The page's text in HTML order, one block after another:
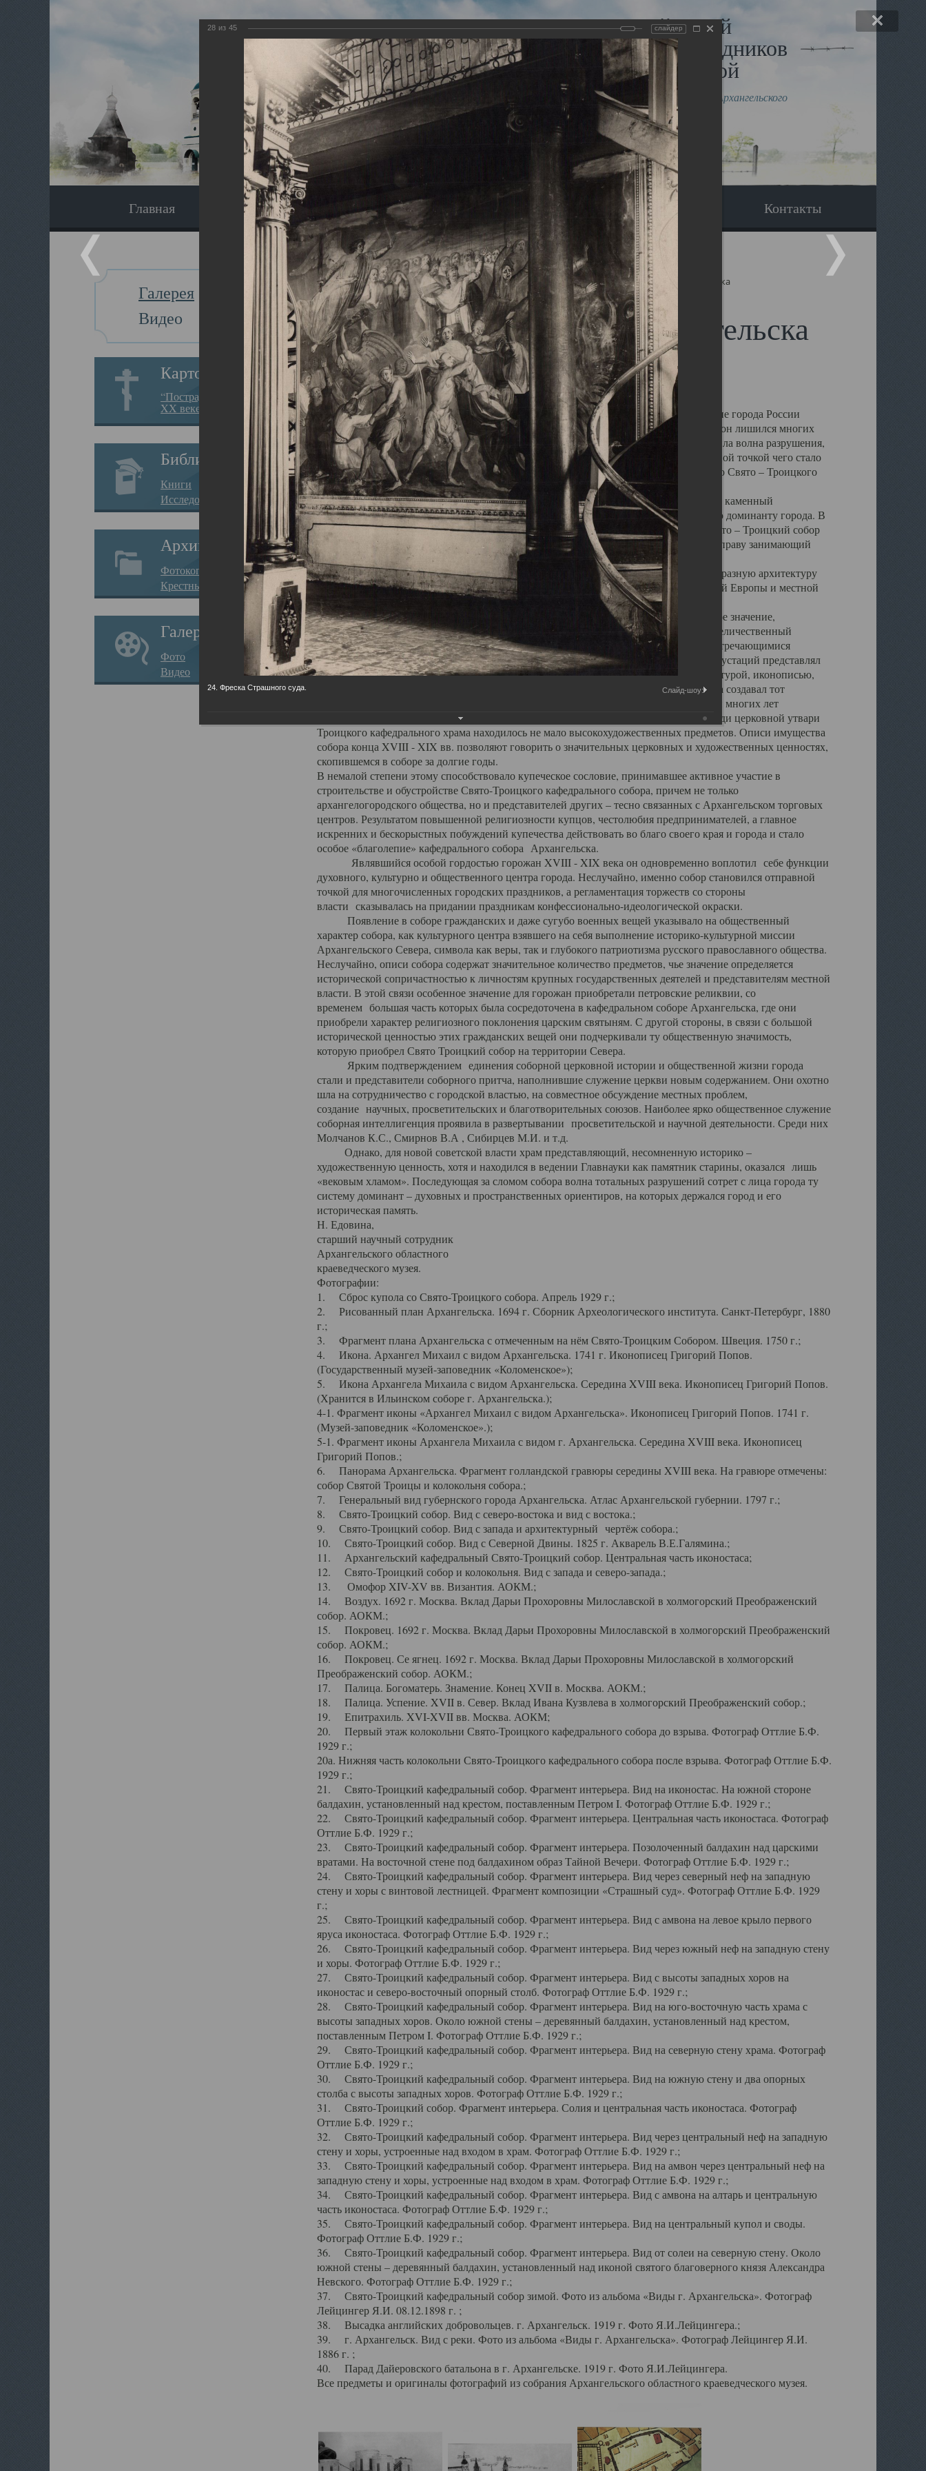
Виртуальный музей
Новомучеников и исповедников
Земли Архангельской
Сайт создан по благословлению митрополита Архангельского
и Холмогорского Даниила
Главная Экскурсия Наследники Галерея Вопрос-ответ Контакты
Галерея
Видео
Картотека
“Пострадавшие за веру в
XX веке на Севере”
Библиотека
Книги
Исследования
Архив
Фотокопии дел
Крестные ходы
Галерея
Фото
Видео
Главная Галерея Храмы-мученики Архангельска Свято-Троицкий собор Архангельска
Свято-Троицкий собор Архангельска
Свято-Троицкий собор Архангельска
23.12.2015
Сегодня мы можем говорить, что Архангельск в большей мере, чем другие губернские города России
пострадал от целенаправленных систематических разрушений, в результате которых он лишился многих
выдающихся памятников архитектуры. Больше всего по старому Архангельску ударила волна разрушения,
вызванная борьбой с религией, набравшая особую силу в конце 20 –х годов. Отправной точкой чего стало
разрушение православного центра архангельской губернии - ансамбля кафедрального Свято – Троицкого
собора Архангельска.
Возникнув в начале XVIII века в центре Архангельска, величественный каменный
двухэтажный Троицкий собор, сразу превратился в зрительную и градостроительную доминанту города. В
XVIII веке по масштабам ему не было равных на Севере. Вплоть до разрушения Свято – Троицкий собор
оставался самым высоким и значительным из городских строений Архангельска, по праву занимающий
второе место, после гостиных дворов, в градостроительной картине Архангельска.
Один из самых больших и светлых соборов России воплотил в себе яркую и своеобразную архитектуру
портового города с отраженными в ней архитектурными течениями России, Западной Европы и местной
архангелогородской школы церковного зодчества.
Масштабность, благолепие и богатство собора, вполне оправдывали его кафедральное значение,
заслуженно выделяя из многочисленных культовых построек города. Обширный и величественный
иконостас украшенный колоннами ионического стиля, с единственными нигде не встречающимися
царскими вратами, изящным фронтоном и множеством резных, символических инкрустаций представлял
собой поистине художественную ценность. В совокупности же с живописью, скульптурой, иконописью,
шитьем, многочисленными предметами церковной утвари интерьер Троицкого храма создавал тот
неповторимый красочный ансамбль декоративного убранства собора, на протяжении многих лет
поражающий воображение своих посетителей. В соборной ризнице, библиотеке, среди церковной утвари
Троицкого кафедрального храма находилось не мало высокохудожественных предметов. Описи имущества
собора конца XVIII - XIX вв. позволяют говорить о значительных церковных и художественных ценностях,
скопившемся в соборе за долгие годы.
В немалой степени этому способствовало купеческое сословие, принимавшее активное участие в
строительстве и обустройстве Свято-Троицкого кафедрального собора, причем не только
архангелогородского общества, но и представителей других – тесно связанных с Архангельском торговых
центров. Результатом повышенной религиозности купцов, честолюбия предпринимателей, а главное
искренних и бескорыстных побуждений купечества действовать во благо своего края и города и стало
особое «благолепие» кафедрального собора Архангельска.
Являвшийся особой гордостью горожан XVIII - XIX века он одновременно воплотил себе функции
духовного, культурно и общественного центра города. Неслучайно, именно собор становился отправной
точкой для многочисленных городских праздников, а регламентация торжеств со стороны
власти сказывалась на придании праздникам конфессионально-идеологической окраски.
Появление в соборе гражданских и даже сугубо военных вещей указывало на общественный
характер собора, как культурного центра взявшего на себя выполнение историко-культурной миссии
Архангельского Севера, символа как веры, так и глубокого патриотизма русского православного общества.
Неслучайно, описи собора содержат значительное количество предметов, чье значение определяется
исторической сопричастностью к личностям крупных государственных деятелей и представителям местной
власти. В этой связи особенное значение для горожан приобретали петровские реликвии, со
временем большая часть которых была сосредоточена в кафедральном соборе Архангельска, где они
приобрели характер религиозного поклонения царским святыням. С другой стороны, в связи с большой
исторической ценностью этих гражданских вещей они подчеркивали ту общественную значимость,
которую приобрел Свято Троицкий собор на территории Севера.
Ярким подтверждением единения соборной церковной истории и общественной жизни города
стали и представители соборного притча, наполнившие служение церкви новым содержанием. Они охотно
шла на сотрудничество с городской властью, на совместное обсуждение местных проблем,
создание научных, просветительских и благотворительных союзов. Наиболее ярко общественное служение
соборная интеллигенция проявила в развертывании просветительской и научной деятельности. Среди них
Молчанов К.С., Смирнов В.А , Сибирцев М.И. и т.д.
Однако, для новой советской власти храм представляющий, несомненную историко –
художественную ценность, хотя и находился в ведении Главнауки как памятник старины, оказался лишь
«вековым хламом». Последующая за сломом собора волна тотальных разрушений сотрет с лица города ту
систему доминант – духовных и пространственных ориентиров, на которых держался город и его
историческая память.
Н. Едовина,
старший научный сотрудник
Архангельского областного
краеведческого музея.
Фотографии:
1. Сброс купола со Свято-Троицкого собора. Апрель 1929 г.;
2. Рисованный план Архангельска. 1694 г. Сборник Археологического института. Санкт-Петербург, 1880
г.;
3. Фрагмент плана Архангельска с отмеченным на нём Свято-Троицким Собором. Швеция. 1750 г.;
4. Икона. Архангел Михаил с видом Архангельска. 1741 г. Иконописец Григорий Попов.
(Государственный музей-заповедник «Коломенское»);
5. Икона Архангела Михаила с видом Архангельска. Середина XVIII века. Иконописец Григорий Попов.
(Хранится в Ильинском соборе г. Архангельска.);
4-1. Фрагмент иконы «Архангел Михаил с видом Архангельска». Иконописец Григорий Попов. 1741 г.
(Музей-заповедник «Коломенское».);
5-1. Фрагмент иконы Архангела Михаила с видом г. Архангельска. Середина XVIII века. Иконописец
Григорий Попов.;
6. Панорама Архангельска. Фрагмент голландской гравюры середины XVIII века. На гравюре отмечены:
собор Святой Троицы и колокольня собора.;
7. Генеральный вид губернского города Архангельска. Атлас Архангельской губернии. 1797 г.;
8. Свято-Троицкий собор. Вид с северо-востока и вид с востока.;
9. Свято-Троицкий собор. Вид с запада и архитектурный чертёж собора.;
10. Свято-Троицкий собор. Вид с Северной Двины. 1825 г. Акварель В.Е.Галямина.;
11. Архангельский кафедральный Свято-Троицкий собор. Центральная часть иконостаса;
12. Свято-Троицкий собор и колокольня. Вид с запада и северо-запада.;
13. Омофор XIV-XV вв. Византия. АОКМ.;
14. Воздух. 1692 г. Москва. Вклад Дарьи Прохоровны Милославской в холмогорский Преображенский
собор. АОКМ.;
15. Покровец. 1692 г. Москва. Вклад Дарьи Прохоровны Милославской в холмогорский Преображенский
собор. АОКМ.;
16. Покровец. Се ягнец. 1692 г. Москва. Вклад Дарьи Прохоровны Милославской в холмогорский
Преображенский собор. АОКМ.;
17. Палица. Богоматерь. Знамение. Конец XVII в. Москва. АОКМ.;
18. Палица. Успение. XVII в. Север. Вклад Ивана Кузвлева в холмогорский Преображенский собор.;
19. Епитрахиль. XVI-XVII вв. Москва. АОКМ;
20. Первый этаж колокольни Свято-Троицкого кафедрального собора до взрыва. Фотограф Оттлие Б.Ф.
1929 г.;
20а. Нижняя часть колокольни Свято-Троицкого кафедрального собора после взрыва. Фотограф Оттлие Б.Ф.
1929 г.;
21. Свято-Троицкий кафедральный собор. Фрагмент интерьера. Вид на иконостас. На южной стороне
балдахин, установленный над крестом, поставленным Петром I. Фотограф Оттлие Б.Ф. 1929 г.;
22. Свято-Троицкий кафедральный собор. Фрагмент интерьера. Центральная часть иконостаса. Фотограф
Оттлие Б.Ф. 1929 г.;
23. Свято-Троицкий кафедральный собор. Фрагмент интерьера. Позолоченный балдахин над царскими
вратами. На восточной стене под балдахином образ Тайной Вечери. Фотограф Оттлие Б.Ф. 1929 г.;
24. Свято-Троицкий кафедральный собор. Фрагмент интерьера. Вид через северный неф на западную
стену и хоры с винтовой лестницей. Фрагмент композиции «Страшный суд». Фотограф Оттлие Б.Ф. 1929
г.;
25. Свято-Троицкий кафедральный собор. Фрагмент интерьера. Вид с амвона на левое крыло первого
яруса иконостаса. Фотограф Оттлие Б.Ф. 1929 г.;
26. Свято-Троицкий кафедральный собор. Фрагмент интерьера. Вид через южный неф на западную стену
и хоры. Фотограф Оттлие Б.Ф. 1929 г.;
27. Свято-Троицкий кафедральный собор. Фрагмент интерьера. Вид с высоты западных хоров на
иконостас и северо-восточный опорный столб. Фотограф Оттлие Б.Ф. 1929 г.;
28. Свято-Троицкий кафедральный собор. Фрагмент интерьера. Вид на юго-восточную часть храма с
высоты западных хоров. Около южной стены – деревянный балдахин, установленный над крестом,
поставленным Петром I. Фотограф Оттлие Б.Ф. 1929 г.;
29. Свято-Троицкий кафедральный собор. Фрагмент интерьера. Вид на северную стену храма. Фотограф
Оттлие Б.Ф. 1929 г.;
30. Свято-Троицкий кафедральный собор. Фрагмент интерьера. Вид на южную стену и два опорных
столба с высоты западных хоров. Фотограф Оттлие Б.Ф. 1929 г.;
31. Свято-Троицкий собор. Фрагмент интерьера. Солия и центральная часть иконостаса. Фотограф
Оттлие Б.Ф. 1929 г.;
32. Свято-Троицкий кафедральный собор. Фрагмент интерьера. Вид через центральный неф на западную
стену и хоры, устроенные над входом в храм. Фотограф Оттлие Б.Ф. 1929 г.;
33. Свято-Троицкий кафедральный собор. Фрагмент интерьера. Вид на амвон через центральный неф на
западную стену и хоры, устроенные над входом в храм. Фотограф Оттлие Б.Ф. 1929 г.;
34. Свято-Троицкий кафедральный собор. Фрагмент интерьера. Вид с амвона на алтарь и центральную
часть иконостаса. Фотограф Оттлие Б.Ф. 1929 г.;
35. Свято-Троицкий кафедральный собор. Фрагмент интерьера. Вид на центральный купол и своды.
Фотограф Оттлие Б.Ф. 1929 г.;
36. Свято-Троицкий кафедральный собор. Фрагмент интерьера. Вид от солеи на северную стену. Около
южной стены – деревянный балдахин, установленный над иконой святого благоверного князя Александра
Невского. Фотограф Оттлие Б.Ф. 1929 г.;
37. Свято-Троицкий кафедральный собор зимой. Фото из альбома «Виды г. Архангельска». Фотограф
Лейцингер Я.И. 08.12.1898 г. ;
38. Высадка английских добровольцев. г. Архангельск. 1919 г. Фото Я.И.Лейцингера.;
39. г. Архангельск. Вид с реки. Фото из альбома «Виды г. Архангельска». Фотограф Лейцингер Я.И.
1886 г. ;
40. Парад Дайеровского батальона в г. Архангельске. 1919 г. Фото Я.И.Лейцингера.
Все предметы и оригиналы фотографий из собрания Архангельского областного краеведческого музея.
28 из 45 слайдер
24. Фреска Страшного суда. Слайд-шоу: